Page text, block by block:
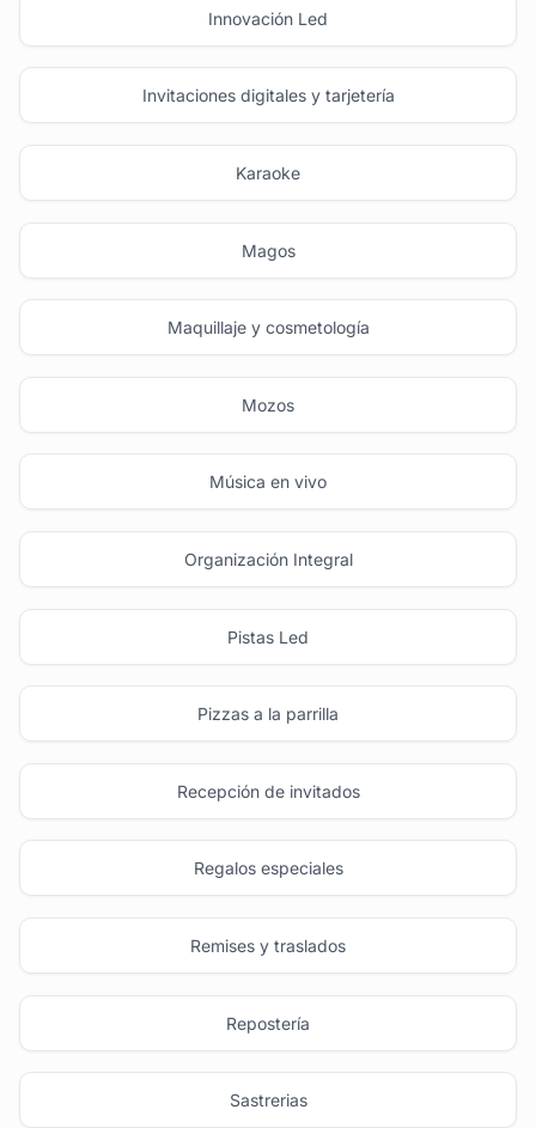
Innovación Led
Invitaciones digitales y tarjetería
Karaoke
Magos
Maquillaje y cosmetología
Mozos
Música en vivo
Organización Integral
Pistas Led
Pizzas a la parrilla
Recepción de invitados
Regalos especiales
Remises y traslados
Repostería
Sastrerias